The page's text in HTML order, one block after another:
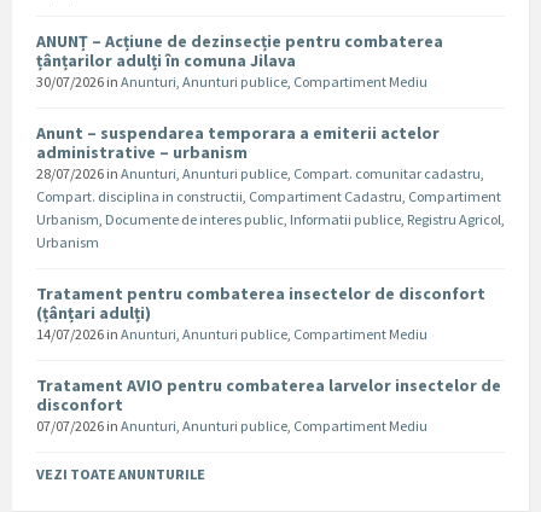
ANUNȚ – Acțiune de dezinsecție pentru combaterea
țânțarilor adulți în comuna Jilava
30/07/2026 in Anunturi, Anunturi publice, Compartiment Mediu
Anunt – suspendarea temporara a emiterii actelor
administrative – urbanism
28/07/2026 in Anunturi, Anunturi publice, Compart. comunitar cadastru,
Compart. disciplina in constructii, Compartiment Cadastru, Compartiment
Urbanism, Documente de interes public, Informatii publice, Registru Agricol,
Urbanism
Tratament pentru combaterea insectelor de disconfort
(țânțari adulți)
14/07/2026 in Anunturi, Anunturi publice, Compartiment Mediu
Tratament AVIO pentru combaterea larvelor insectelor de
disconfort
07/07/2026 in Anunturi, Anunturi publice, Compartiment Mediu
VEZI TOATE ANUNTURILE